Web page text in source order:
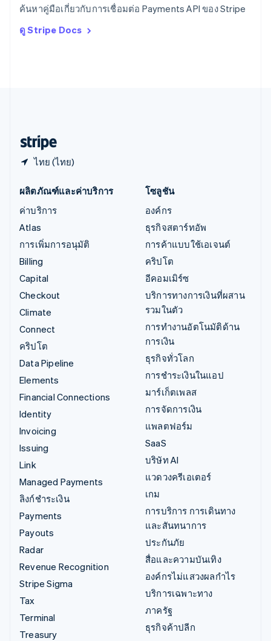
ค้นหาคู่มือเกี่ยวกับการเชื่อมต่อ Payments API ของ Stripe
ดู Stripe Docs
ไทย (ไทย)
DeutschEnglish
ItalianoEnglish
ผลิตภัณฑ์และค่าบริการ
ค่าบริการ
Atlas
การเพิ่มการอนุมัติ
Billing
Capital
Checkout
Climate
Connect
คริปโต
Data Pipeline
Elements
Financial Connections
Identity
Invoicing
Issuing
Link
Managed Payments
ลิงก์ชำระเงิน
Payments
Payouts
Radar
Revenue Recognition
Stripe Sigma
Tax
Terminal
Treasury
โซลูชัน
องค์กร
ธุรกิจสตาร์ทอัพ
การค้าแบบใช้เอเจนต์
คริปโต
อีคอมเมิร์ซ
บริการทางการเงินที่ผสาน
รวมในตัว
การทำงานอัตโนมัติด้าน
การเงิน
ธุรกิจทั่วโลก
การชำระเงินในแอป
มาร์เก็ตเพลส
การจัดการเงิน
แพลตฟอร์ม
SaaS
บริษัท AI
แวดวงครีเอเตอร์
เกม
การบริการ การเดินทาง
และสันทนาการ
ประกันภัย
สื่อและความบันเทิง
องค์กรไม่แสวงผลกำไร
บริการเฉพาะทาง
ภาครัฐ
ธุรกิจค้าปลีก